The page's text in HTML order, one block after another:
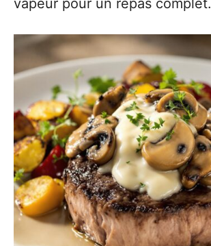
vapeur pour un repas complet.